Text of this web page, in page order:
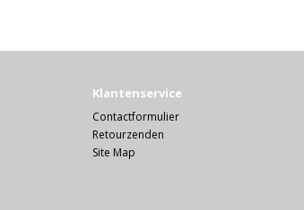
Klantenservice
Contactformulier
Retourzenden
Site Map